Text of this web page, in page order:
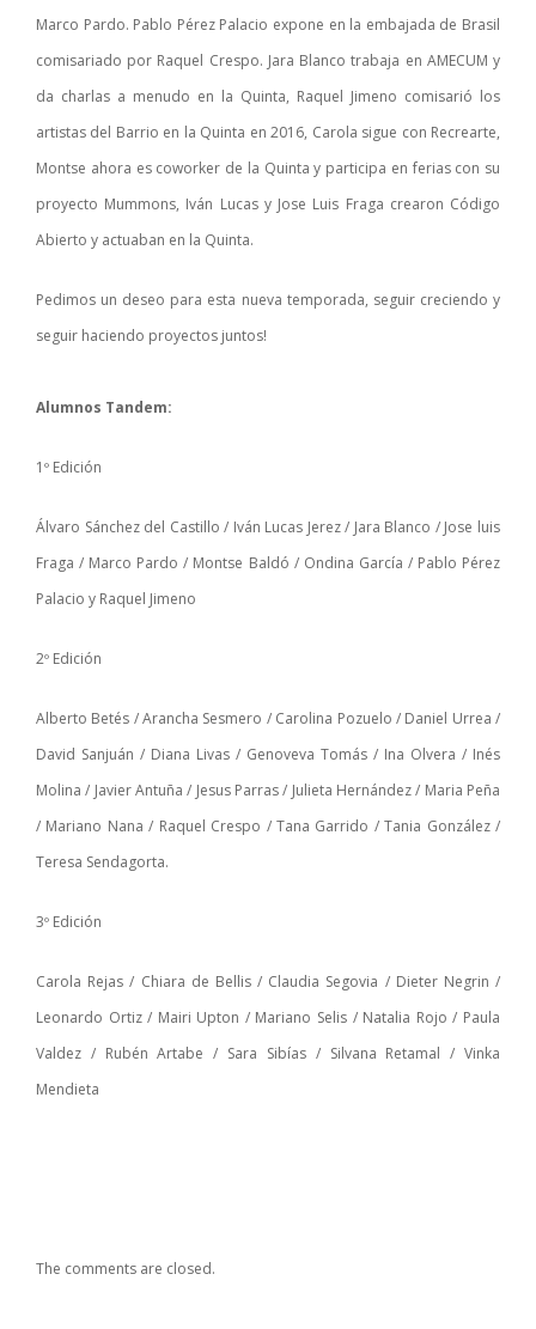
Marco Pardo. Pablo Pérez Palacio expone en la embajada de Brasil
comisariado por Raquel Crespo. Jara Blanco trabaja en AMECUM y
da charlas a menudo en la Quinta, Raquel Jimeno comisarió los
artistas del Barrio en la Quinta en 2016, Carola sigue con Recrearte,
Montse ahora es coworker de la Quinta y participa en ferias con su
proyecto Mummons, Iván Lucas y Jose Luis Fraga crearon Código
Abierto y actuaban en la Quinta.
Pedimos un deseo para esta nueva temporada, seguir creciendo y
seguir haciendo proyectos juntos!
Alumnos Tandem:
1º Edición
Álvaro Sánchez del Castillo / Iván Lucas Jerez / Jara Blanco / Jose luis
Fraga / Marco Pardo / Montse Baldó / Ondina García / Pablo Pérez
Palacio y Raquel Jimeno
2º Edición
Alberto Betés / Arancha Sesmero / Carolina Pozuelo / Daniel Urrea /
David Sanjuán / Diana Livas / Genoveva Tomás / Ina Olvera / Inés
Molina / Javier Antuña / Jesus Parras / Julieta Hernández / Maria Peña
/ Mariano Nana / Raquel Crespo / Tana Garrido / Tania González /
Teresa Sendagorta.
3º Edición
Carola Rejas / Chiara de Bellis / Claudia Segovia / Dieter Negrin /
Leonardo Ortiz / Mairi Upton / Mariano Selis / Natalia Rojo / Paula
Valdez / Rubén Artabe / Sara Sibías / Silvana Retamal / Vinka
Mendieta
The comments are closed.